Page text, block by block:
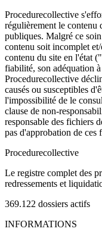
Procedurecollective
régulièrement le contenu
publiques. Malgré ce
contenu soit incomplet
contenu du site en l'état
fiabilité, son adéquation
Procedurecollective
causés ou susceptibles
l'impossibilité de le
clause de non-
responsable des fichiers
pas d'approbation de ces
Procedurecollective
Le registre complet des
redressements et
369.122 dossiers actifs
INFORMATIONS